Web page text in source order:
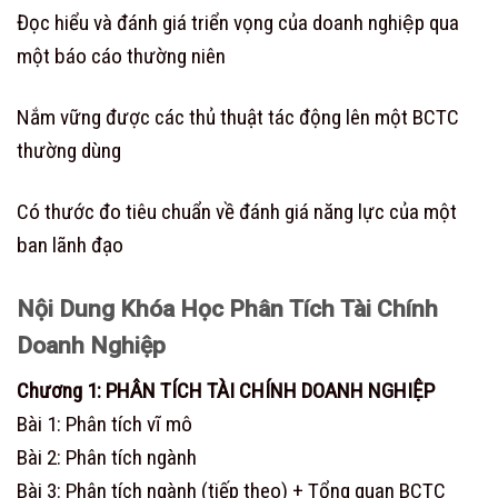
Đọc hiểu và đánh giá triển vọng của doanh nghiệp qua
một báo cáo thường niên
Nắm vững được các thủ thuật tác động lên một BCTC
thường dùng
Có thước đo tiêu chuẩn về đánh giá năng lực của một
ban lãnh đạo
Nội Dung Khóa Học Phân Tích Tài Chính
Doanh Nghiệp
Chương 1: PHÂN TÍCH TÀI CHÍNH DOANH NGHIỆP
Bài 1: Phân tích vĩ mô
Bài 2: Phân tích ngành
Bài 3: Phân tích ngành (tiếp theo) + Tổng quan BCTC